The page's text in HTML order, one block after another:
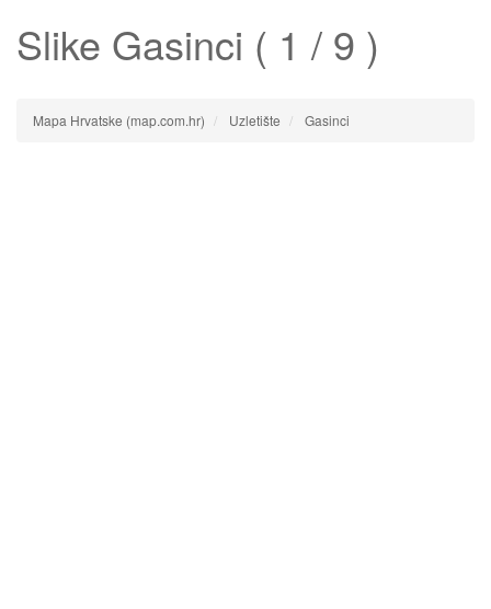
Slike Gasinci ( 1 / 9 )
Mapa Hrvatske (map.com.hr) Uzletište Gasinci